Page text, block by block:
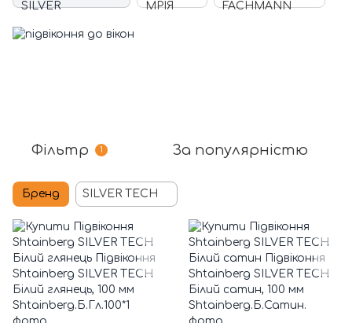
Фільтр 1 За популярністю
Бренд SILVER TECH